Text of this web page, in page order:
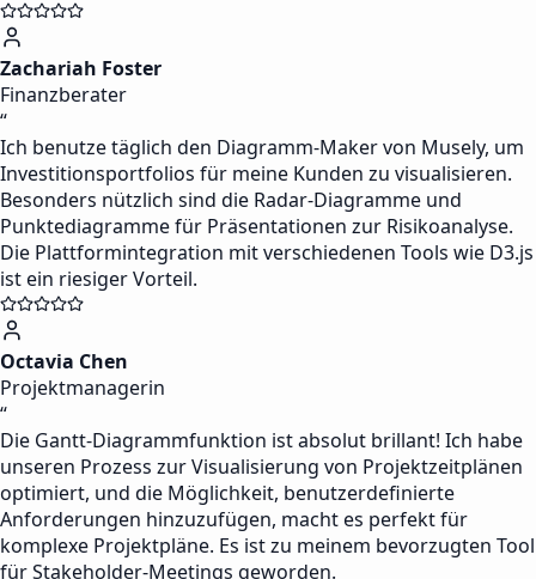
Zachariah Foster
Finanzberater
“
Ich benutze täglich den Diagramm-Maker von Musely, um
Investitionsportfolios für meine Kunden zu visualisieren.
Besonders nützlich sind die Radar-Diagramme und
Punktediagramme für Präsentationen zur Risikoanalyse.
Die Plattformintegration mit verschiedenen Tools wie D3.js
ist ein riesiger Vorteil.
Octavia Chen
Projektmanagerin
“
Die Gantt-Diagrammfunktion ist absolut brillant! Ich habe
unseren Prozess zur Visualisierung von Projektzeitplänen
optimiert, und die Möglichkeit, benutzerdefinierte
Anforderungen hinzuzufügen, macht es perfekt für
komplexe Projektpläne. Es ist zu meinem bevorzugten Tool
für Stakeholder-Meetings geworden.